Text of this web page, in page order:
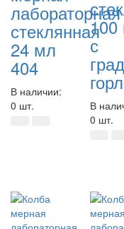
лабораторная
стеклянная
24 мл
404
В наличии:
0 шт.
с
В
0 шт.